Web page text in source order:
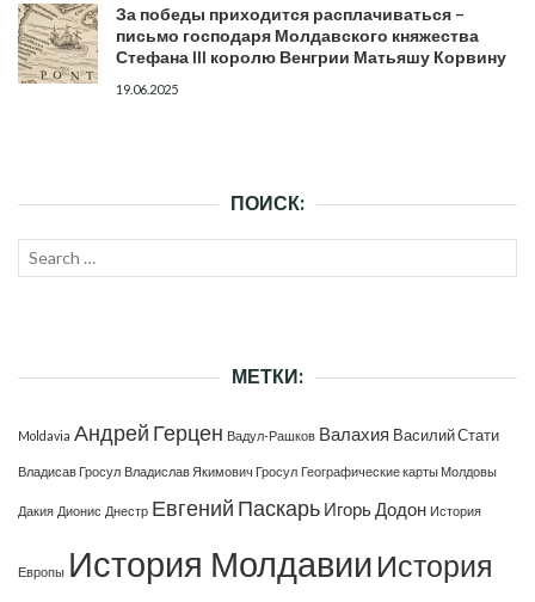
За победы приходится расплачиваться –
письмо господаря Молдавского княжества
Стефана III королю Венгрии Матьяшу Корвину
19.06.2025
ПОИСК:
Search
МЕТКИ:
Moldavia Андрей Герцен Вадул-Рашков Валахия Василий Стати
Владисав Гросул Владислав Якимович Гросул Географические карты Молдовы
Дакия Дионис Днестр Евгений Паскарь Игорь Додон История
Европы История Молдавии История